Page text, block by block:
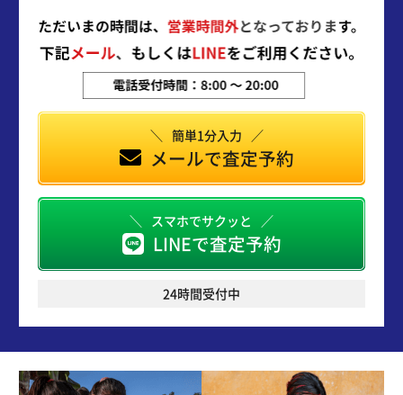
簡単1分入力
メールで査定予約
スマホでサクッと
LINEで査定予約
24時間受付中